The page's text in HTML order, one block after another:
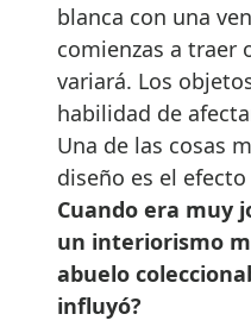
blanca con una
comienzas a traer
variará. Los
habilidad de
Una de las cosas
diseño es el
Cuando era muy
un interiorismo
abuelo
influyó?